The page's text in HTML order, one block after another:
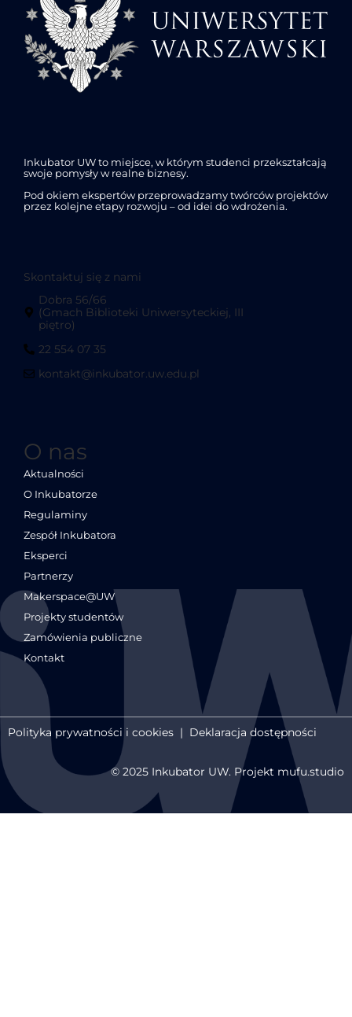
Inkubator UW to miejsce, w którym studenci przekształcają
swoje pomysły w realne biznesy.
Pod okiem ekspertów przeprowadzamy twórców projektów
przez kolejne etapy rozwoju – od idei do wdrożenia.
Skontaktuj się z nami
Dobra 56/66
(Gmach Biblioteki Uniwersyteckiej, III
piętro)
22 554 07 35
kontakt@inkubator.uw.edu.pl
O nas
Aktualności
O Inkubatorze
Regulaminy
Zespół Inkubatora
Eksperci
Partnerzy
Makerspace@UW
Projekty studentów
Zamówienia publiczne
Kontakt
Polityka prywatności i cookies | Deklaracja dostępności
© 2025 Inkubator UW. Projekt mufu.studio